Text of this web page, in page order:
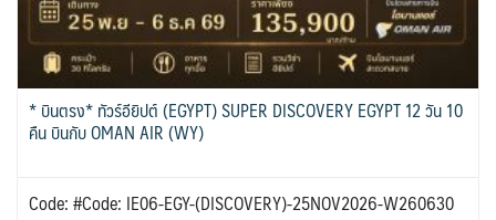
* บินตรง* ทัวร์อียิปต์ (EGYPT) SUPER DISCOVERY EGYPT 12 วัน 10
คืน บินกับ OMAN AIR (WY)
Code: #Code: IE06-EGY-(DISCOVERY)-25NOV2026-W260630